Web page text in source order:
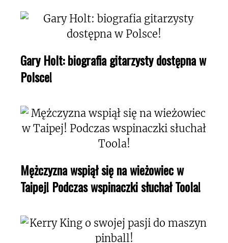
Gary Holt: biografia gitarzysty dostępna w
Polsce!
Mężczyzna wspiął się na wieżowiec w
Taipej! Podczas wspinaczki słuchał Toola!